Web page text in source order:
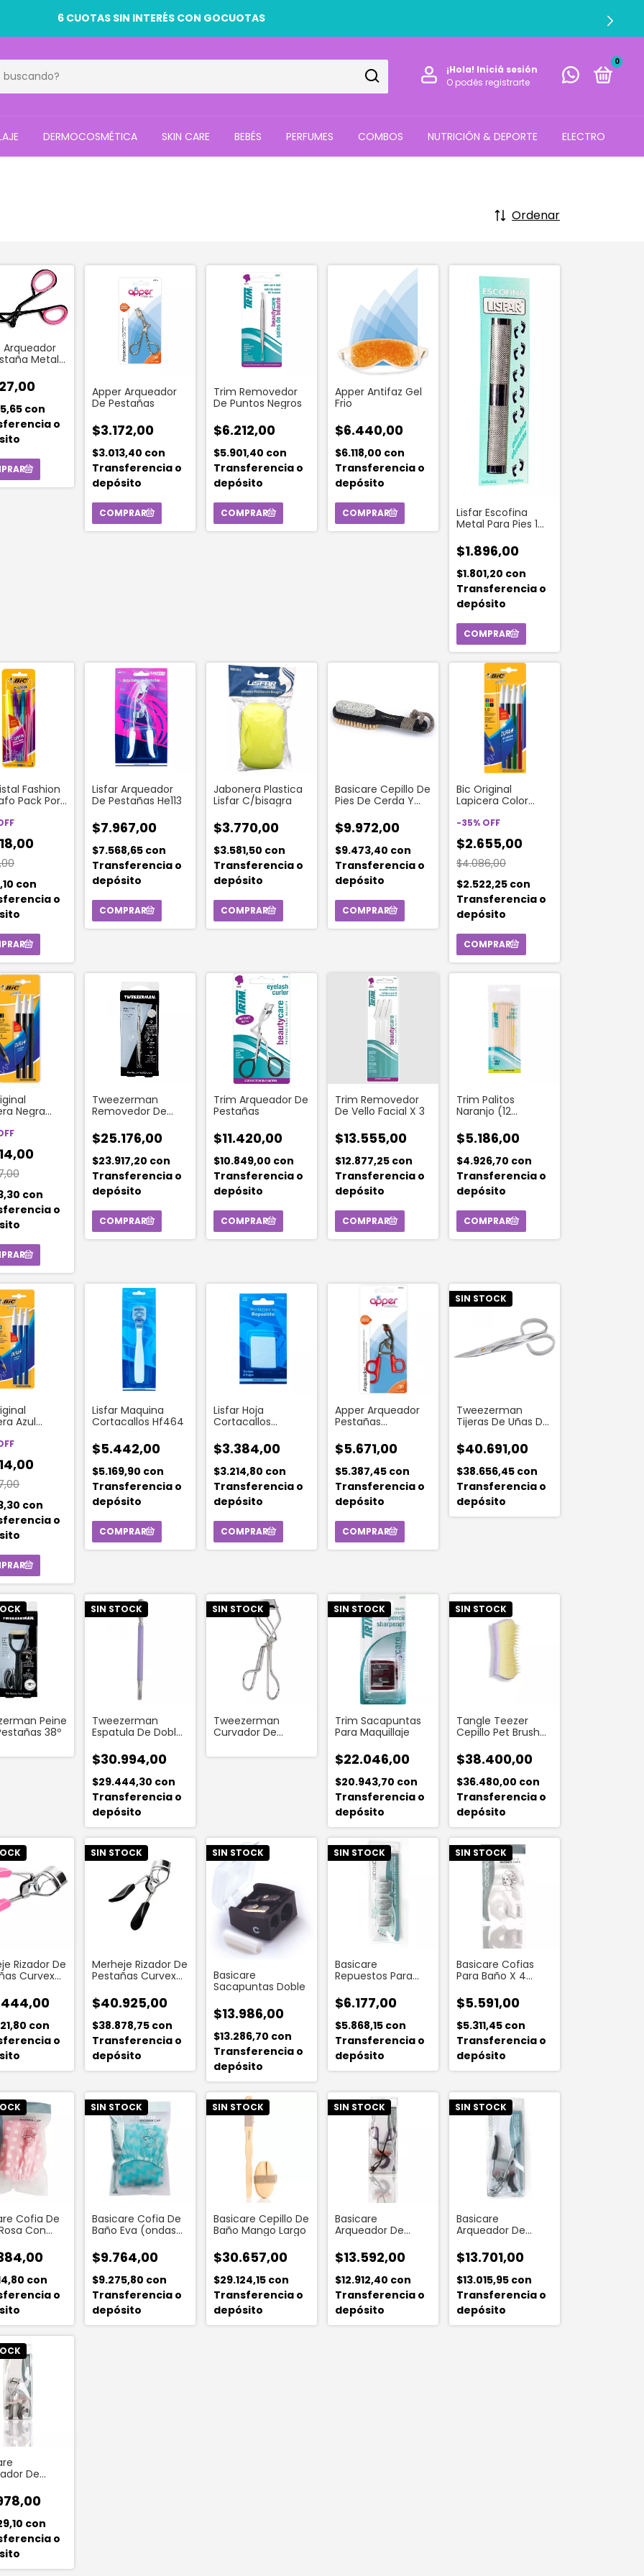
6 CUOTAS SIN INTERÉS CON GOCUOTAS
¡Hola! Iniciá sesión
O podés registrarte
0
DERMOCOSMÉTICA SKIN CARE BEBÉS PERFUMES COMBOS NUTRICIÓN & DEPORTE ELECTRO
Ordenar
Arqueador
Metal 1
con
o
Apper Arqueador
De Pestañas
$3.172,00
$3.013,40 con
Transferencia o
depósito
Trim Removedor
De Puntos Negros
$6.212,00
$5.901,40 con
Transferencia o
depósito
Apper Antifaz Gel
Frio
$6.440,00
$6.118,00 con
Transferencia o
depósito
Lisfar Escofina
Metal Para Pies 1
$1.896,00
$1.801,20 con
Transferencia o
depósito
Fashion
Pack Por
con
o
Lisfar Arqueador
De Pestañas He113
$7.967,00
$7.568,65 con
Transferencia o
depósito
Jabonera Plastica
Lisfar C/bisagra
$3.770,00
$3.581,50 con
Transferencia o
depósito
Basicare Cepillo De
Pies De Cerda Y
$9.972,00
$9.473,40 con
Transferencia o
depósito
Bic Original
Lapicera Color
mm 3 Unidades
-35% OFF
$2.655,00
$4.086,00
$2.522,25 con
Transferencia o
depósito
Negra
con
o
Tweezerman
Removedor De
Espinillas
$25.176,00
$23.917,20 con
Transferencia o
depósito
Trim Arqueador De
Pestañas
$11.420,00
$10.849,00 con
Transferencia o
depósito
Trim Removedor
De Vello Facial X 3
$13.555,00
$12.877,25 con
Transferencia o
depósito
Trim Palitos
Naranjo (12
$5.186,00
$4.926,70 con
Transferencia o
depósito
Azul
con
o
Lisfar Maquina
Cortacallos Hf464
$5.442,00
$5.169,90 con
Transferencia o
depósito
Lisfar Hoja
Cortacallos
Unidades)
$3.384,00
$3.214,80 con
Transferencia o
depósito
Apper Arqueador
Pestañas
$5.671,00
$5.387,45 con
Transferencia o
depósito
SIN STOCK
Tweezerman
Tijeras De Uñas De
$40.691,00
$38.656,45 con
Transferencia o
depósito
Peine
38º
SIN STOCK
Tweezerman
Espatula De Doble
$30.994,00
$29.444,30 con
Transferencia o
depósito
SIN STOCK
Tweezerman
Curvador De
SIN STOCK
Trim Sacapuntas
Para Maquillaje
$22.046,00
$20.943,70 con
Transferencia o
depósito
SIN STOCK
Tangle Teezer
Cepillo Pet Brush
$38.400,00
$36.480,00 con
Transferencia o
depósito
Rizador De
Curvex
con
o
SIN STOCK
Merheje Rizador De
Pestañas Curvex
$40.925,00
$38.878,75 con
Transferencia o
depósito
SIN STOCK
Basicare
Sacapuntas Doble
$13.986,00
$13.286,70 con
Transferencia o
depósito
SIN STOCK
Basicare
Repuestos Para
Unidades)
$6.177,00
$5.868,15 con
Transferencia o
depósito
SIN STOCK
Basicare Cofias
Para Baño X 4
$5.591,00
$5.311,45 con
Transferencia o
depósito
Cofia De
Con
con
o
SIN STOCK
Basicare Cofia De
Baño Eva (ondas
$9.764,00
$9.275,80 con
Transferencia o
depósito
SIN STOCK
Basicare Cepillo De
Baño Mango Largo
$30.657,00
$29.124,15 con
Transferencia o
depósito
SIN STOCK
Basicare
Arqueador De
$13.592,00
$12.912,40 con
Transferencia o
depósito
SIN STOCK
Basicare
Arqueador De
Negro
$13.701,00
$13.015,95 con
Transferencia o
depósito
De
con
o